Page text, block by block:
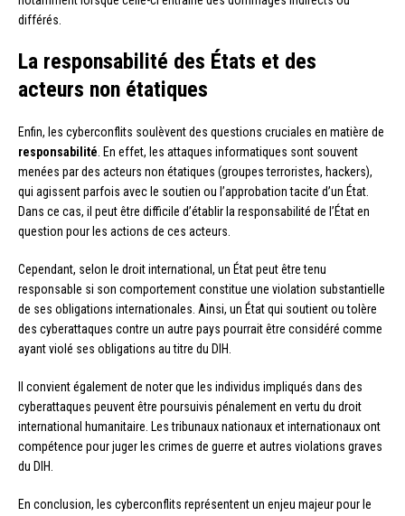
différés.
La responsabilité des États et des
acteurs non étatiques
Enfin, les cyberconflits soulèvent des questions cruciales en matière de
responsabilité . En effet, les attaques informatiques sont souvent
menées par des acteurs non étatiques (groupes terroristes, hackers),
qui agissent parfois avec le soutien ou l’approbation tacite d’un État.
Dans ce cas, il peut être difficile d’établir la responsabilité de l’État en
question pour les actions de ces acteurs.
Cependant, selon le droit international, un État peut être tenu
responsable si son comportement constitue une violation substantielle
de ses obligations internationales. Ainsi, un État qui soutient ou tolère
des cyberattaques contre un autre pays pourrait être considéré comme
ayant violé ses obligations au titre du DIH.
Il convient également de noter que les individus impliqués dans des
cyberattaques peuvent être poursuivis pénalement en vertu du droit
international humanitaire. Les tribunaux nationaux et internationaux ont
compétence pour juger les crimes de guerre et autres violations graves
du DIH.
En conclusion, les cyberconflits représentent un enjeu majeur pour le